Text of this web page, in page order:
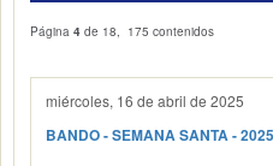
Página4 de 18, 175 contenidos
miércoles, 16 de abril de 2025
BANDO - SEMANA SANTA - 2025